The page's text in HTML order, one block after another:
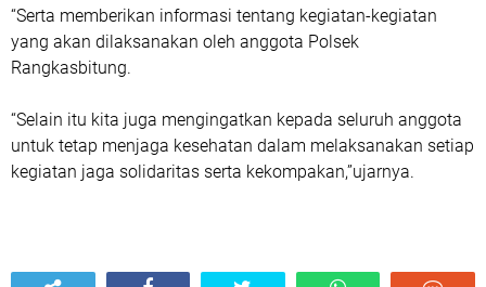
“Serta memberikan informasi tentang kegiatan-kegiatan
yang akan dilaksanakan oleh anggota Polsek
Rangkasbitung.
“Selain itu kita juga mengingatkan kepada seluruh anggota
untuk tetap menjaga kesehatan dalam melaksanakan setiap
kegiatan jaga solidaritas serta kekompakan,”ujarnya.